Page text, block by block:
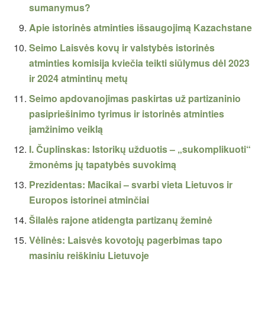
sumanymus?
Apie istorinės atminties išsaugojimą Kazachstane
Seimo Laisvės kovų ir valstybės istorinės
atminties komisija kviečia teikti siūlymus dėl 2023
ir 2024 atmintinų metų
Seimo apdovanojimas paskirtas už partizaninio
pasipriešinimo tyrimus ir istorinės atminties
įamžinimo veiklą
I. Čuplinskas: Istorikų užduotis – „sukomplikuoti“
žmonėms jų tapatybės suvokimą
Prezidentas: Macikai – svarbi vieta Lietuvos ir
Europos istorinei atminčiai
Šilalės rajone atidengta partizanų žeminė
Vėlinės: Laisvės kovotojų pagerbimas tapo
masiniu reiškiniu Lietuvoje